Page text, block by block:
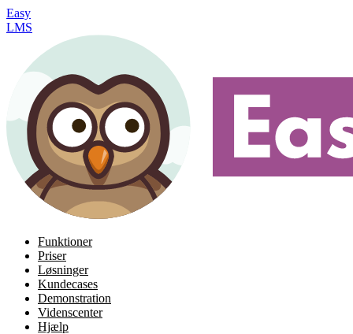
Easy
LMS
Funktioner
Priser
Løsninger
Kundecases
Demonstration
Videnscenter
Hjælp